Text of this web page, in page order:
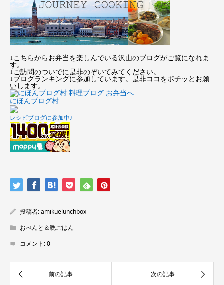
↓こちらからお弁当を楽しんでいる沢山のブログがご覧になれま
す。
↓ご訪問のついでに是非のぞいてみてください。
↓ブログランキングに参加しています。是非ココをポチッとお願
いします。
にほんブログ村
レシピブログに参加中♪
投稿者:amikuelunchbox
おべんと＆晩ごはん
コメント:0